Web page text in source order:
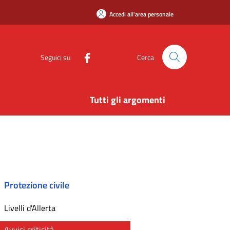
Accedi all'area personale
Seguici su Cerca
Tutti gli argomenti
Protezione civile
Livelli d'Allerta